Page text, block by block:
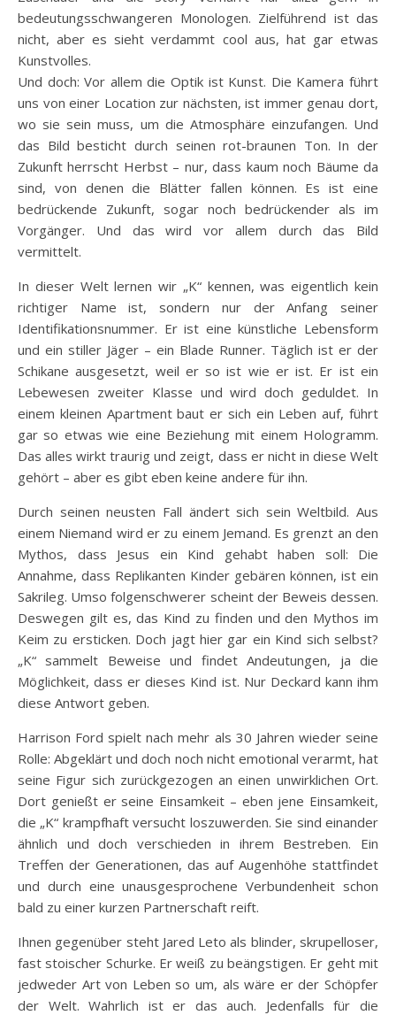
bedeutungsschwangeren Monologen. Zielführend ist das
nicht, aber es sieht verdammt cool aus, hat gar etwas
Kunstvolles.
Und doch: Vor allem die Optik ist Kunst. Die Kamera führt
uns von einer Location zur nächsten, ist immer genau dort,
wo sie sein muss, um die Atmosphäre einzufangen. Und
das Bild besticht durch seinen rot-braunen Ton. In der
Zukunft herrscht Herbst – nur, dass kaum noch Bäume da
sind, von denen die Blätter fallen können. Es ist eine
bedrückende Zukunft, sogar noch bedrückender als im
Vorgänger. Und das wird vor allem durch das Bild
vermittelt.
In dieser Welt lernen wir „K“ kennen, was eigentlich kein
richtiger Name ist, sondern nur der Anfang seiner
Identifikationsnummer. Er ist eine künstliche Lebensform
und ein stiller Jäger – ein Blade Runner. Täglich ist er der
Schikane ausgesetzt, weil er so ist wie er ist. Er ist ein
Lebewesen zweiter Klasse und wird doch geduldet. In
einem kleinen Apartment baut er sich ein Leben auf, führt
gar so etwas wie eine Beziehung mit einem Hologramm.
Das alles wirkt traurig und zeigt, dass er nicht in diese Welt
gehört – aber es gibt eben keine andere für ihn.
Durch seinen neusten Fall ändert sich sein Weltbild. Aus
einem Niemand wird er zu einem Jemand. Es grenzt an den
Mythos, dass Jesus ein Kind gehabt haben soll: Die
Annahme, dass Replikanten Kinder gebären können, ist ein
Sakrileg. Umso folgenschwerer scheint der Beweis dessen.
Deswegen gilt es, das Kind zu finden und den Mythos im
Keim zu ersticken. Doch jagt hier gar ein Kind sich selbst?
„K“ sammelt Beweise und findet Andeutungen, ja die
Möglichkeit, dass er dieses Kind ist. Nur Deckard kann ihm
diese Antwort geben.
Harrison Ford spielt nach mehr als 30 Jahren wieder seine
Rolle: Abgeklärt und doch noch nicht emotional verarmt, hat
seine Figur sich zurückgezogen an einen unwirklichen Ort.
Dort genießt er seine Einsamkeit – eben jene Einsamkeit,
die „K“ krampfhaft versucht loszuwerden. Sie sind einander
ähnlich und doch verschieden in ihrem Bestreben. Ein
Treffen der Generationen, das auf Augenhöhe stattfindet
und durch eine unausgesprochene Verbundenheit schon
bald zu einer kurzen Partnerschaft reift.
Ihnen gegenüber steht Jared Leto als blinder, skrupelloser,
fast stoischer Schurke. Er weiß zu beängstigen. Er geht mit
jedweder Art von Leben so um, als wäre er der Schöpfer
der Welt. Wahrlich ist er das auch. Jedenfalls für die